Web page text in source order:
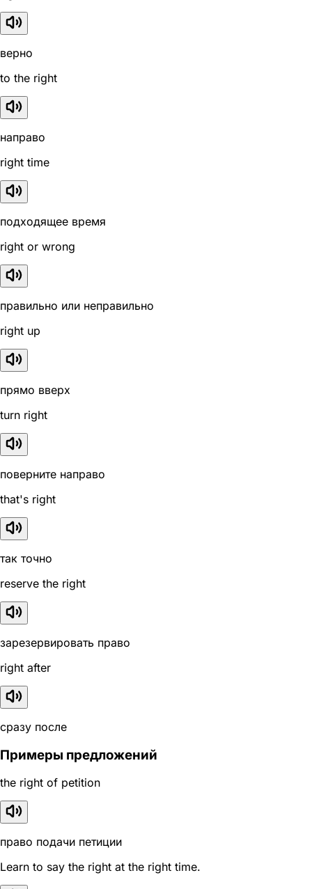
верно
to the right
направо
right time
подходящее время
right or wrong
правильно или неправильно
right up
прямо вверх
turn right
поверните направо
that's right
так точно
reserve the right
зарезервировать право
right after
сразу после
Примеры предложений
the right of petition
право подачи петиции
Learn to say the right at the right time.